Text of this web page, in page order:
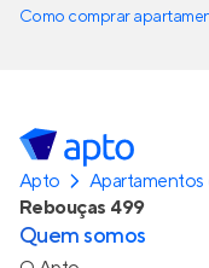
Como comprar
Apto Apartamentos
Rebouças 499
Quem somos